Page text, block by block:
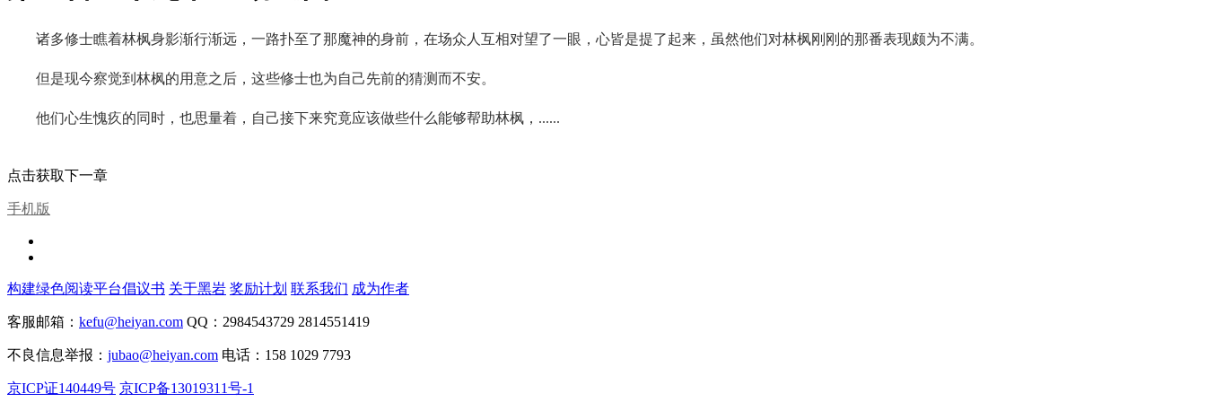
诸多修士瞧着林枫身影渐行渐远，一路扑至了那魔神的身前，在场众人互相对望了一眼，心皆是提了起来，虽然他们对林枫刚刚的那番表现颇为不满。
但是现今察觉到林枫的用意之后，这些修士也为自己先前的猜测而不安。
他们心生愧疚的同时，也思量着，自己接下来究竟应该做些什么能够帮助林枫，......
点击获取下一章
手机版
构建绿色阅读平台倡议书 关于黑岩 奖励计划 联系我们 成为作者
客服邮箱： kefu@heiyan.com QQ：2984543729 2814551419
不良信息举报： jubao@heiyan.com 电话：158 1029 7793
京ICP证140449号 京ICP备13019311号-1